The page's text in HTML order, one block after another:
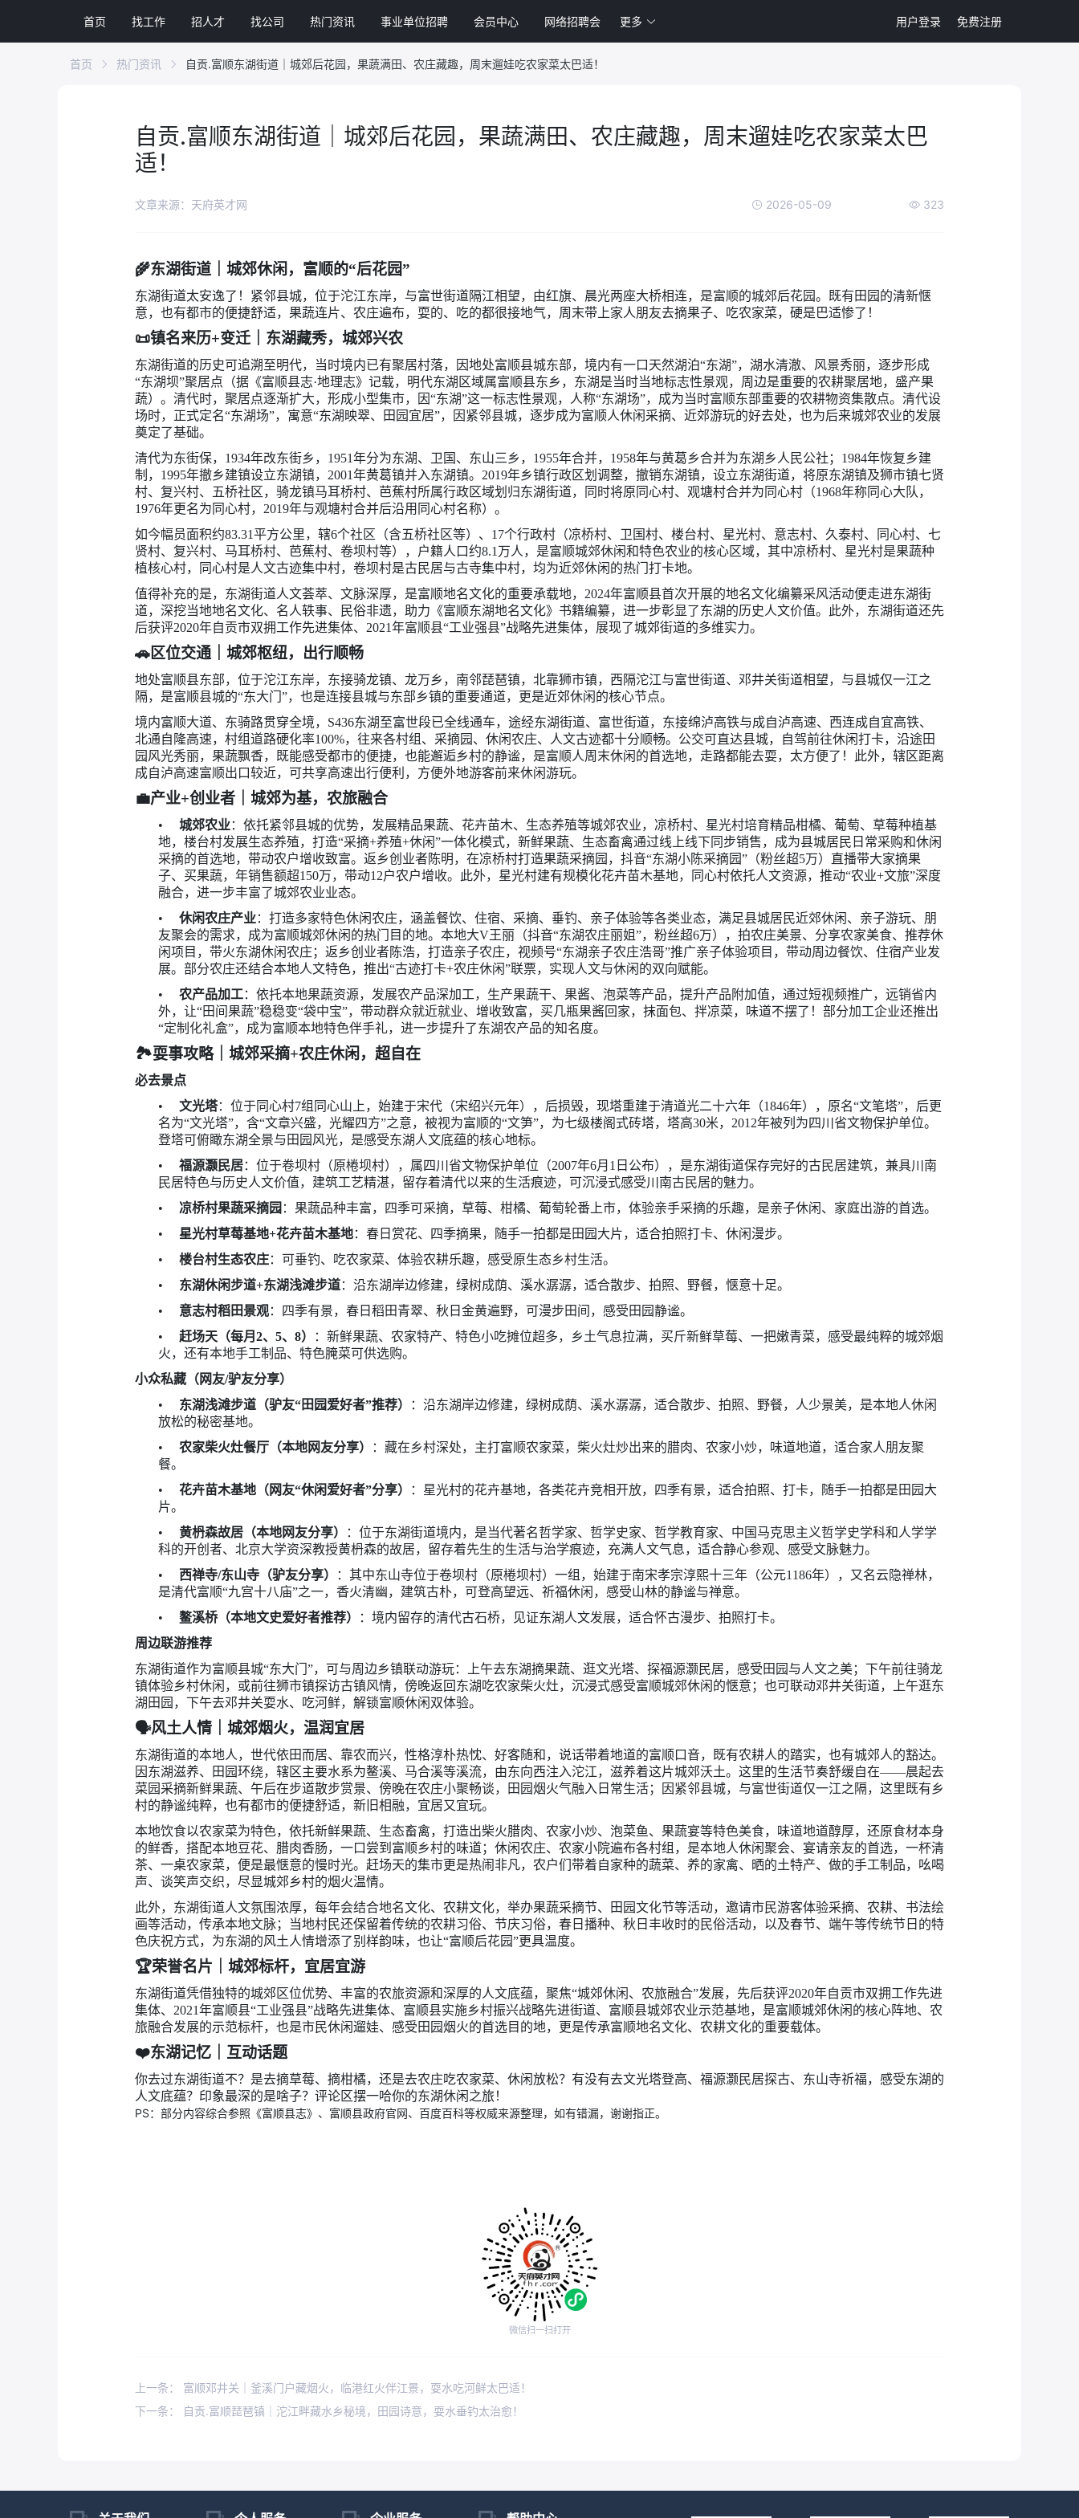
首页 找工作 招人才 找公司 热门资讯 事业单位招聘 会员中心 网络招聘会 更多 用户登录 免费注册
首页 热门资讯 自贡.富顺东湖街道｜城郊后花园，果蔬满田、农庄藏趣，周末遛娃吃农家菜太巴适！
自贡.富顺东湖街道｜城郊后花园，果蔬满田、农庄藏趣，周末遛娃吃农家菜太巴
适！
文章来源：天府英才网 2026-05-09 323
🌾东湖街道｜城郊休闲，富顺的“后花园”
东湖街道太安逸了！紧邻县城，位于沱江东岸，与富世街道隔江相望，由红旗、晨光两座大桥相连，是富顺的城郊后花园。既有田园的清新惬
意，也有都市的便捷舒适，果蔬连片、农庄遍布，耍的、吃的都很接地气，周末带上家人朋友去摘果子、吃农家菜，硬是巴适惨了！
📜镇名来历+变迁｜东湖藏秀，城郊兴农
东湖街道的历史可追溯至明代，当时境内已有聚居村落，因地处富顺县城东部，境内有一口天然湖泊“东湖”，湖水清澈、风景秀丽，逐步形成
“东湖坝”聚居点（据《富顺县志·地理志》记载，明代东湖区域属富顺县东乡，东湖是当时当地标志性景观，周边是重要的农耕聚居地，盛产果
蔬）。清代时，聚居点逐渐扩大，形成小型集市，因“东湖”这一标志性景观，人称“东湖场”，成为当时富顺东部重要的农耕物资集散点。清代设
场时，正式定名“东湖场”，寓意“东湖映翠、田园宜居”，因紧邻县城，逐步成为富顺人休闲采摘、近郊游玩的好去处，也为后来城郊农业的发展
奠定了基础。
清代为东街保，1934年改东街乡，1951年分为东湖、卫国、东山三乡，1955年合并，1958年与黄葛乡合并为东湖乡人民公社；1984年恢复乡建
制，1995年撤乡建镇设立东湖镇，2001年黄葛镇并入东湖镇。2019年乡镇行政区划调整，撤销东湖镇，设立东湖街道，将原东湖镇及狮市镇七贤
村、复兴村、五桥社区，骑龙镇马耳桥村、芭蕉村所属行政区域划归东湖街道，同时将原同心村、观塘村合并为同心村（1968年称同心大队，
1976年更名为同心村，2019年与观塘村合并后沿用同心村名称）。
如今幅员面积约83.31平方公里，辖6个社区（含五桥社区等）、17个行政村（凉桥村、卫国村、楼台村、星光村、意志村、久泰村、同心村、七
贤村、复兴村、马耳桥村、芭蕉村、卷坝村等），户籍人口约8.1万人，是富顺城郊休闲和特色农业的核心区域，其中凉桥村、星光村是果蔬种
植核心村，同心村是人文古迹集中村，卷坝村是古民居与古寺集中村，均为近郊休闲的热门打卡地。
值得补充的是，东湖街道人文荟萃、文脉深厚，是富顺地名文化的重要承载地，2024年富顺县首次开展的地名文化编纂采风活动便走进东湖街
道，深挖当地地名文化、名人轶事、民俗非遗，助力《富顺东湖地名文化》书籍编纂，进一步彰显了东湖的历史人文价值。此外，东湖街道还先
后获评2020年自贡市双拥工作先进集体、2021年富顺县“工业强县”战略先进集体，展现了城郊街道的多维实力。
🚗区位交通｜城郊枢纽，出行顺畅
地处富顺县东部，位于沱江东岸，东接骑龙镇、龙万乡，南邻琵琶镇，北靠狮市镇，西隔沱江与富世街道、邓井关街道相望，与县城仅一江之
隔，是富顺县城的“东大门”，也是连接县城与东部乡镇的重要通道，更是近郊休闲的核心节点。
境内富顺大道、东骑路贯穿全境，S436东湖至富世段已全线通车，途经东湖街道、富世街道，东接绵泸高铁与成自泸高速、西连成自宜高铁、
北通自隆高速，村组道路硬化率100%，往来各村组、采摘园、休闲农庄、人文古迹都十分顺畅。公交可直达县城，自驾前往休闲打卡，沿途田
园风光秀丽，果蔬飘香，既能感受都市的便捷，也能邂逅乡村的静谧，是富顺人周末休闲的首选地，走路都能去耍，太方便了！此外，辖区距离
成自泸高速富顺出口较近，可共享高速出行便利，方便外地游客前来休闲游玩。
💼产业+创业者｜城郊为基，农旅融合
• 城郊农业：依托紧邻县城的优势，发展精品果蔬、花卉苗木、生态养殖等城郊农业，凉桥村、星光村培育精品柑橘、葡萄、草莓种植基
地，楼台村发展生态养殖，打造“采摘+养殖+休闲”一体化模式，新鲜果蔬、生态畜禽通过线上线下同步销售，成为县城居民日常采购和休闲
采摘的首选地，带动农户增收致富。返乡创业者陈明，在凉桥村打造果蔬采摘园，抖音“东湖小陈采摘园”（粉丝超5万）直播带大家摘果
子、买果蔬，年销售额超150万，带动12户农户增收。此外，星光村建有规模化花卉苗木基地，同心村依托人文资源，推动“农业+文旅”深度
融合，进一步丰富了城郊农业业态。
•
休闲农庄产业：打造多家特色休闲农庄，涵盖餐饮、住宿、采摘、垂钓、亲子体验等各类业态，满足县城居民近郊休闲、亲子游玩、朋
友聚会的需求，成为富顺城郊休闲的热门目的地。本地大V王丽（抖音“东湖农庄丽姐”，粉丝超6万），拍农庄美景、分享农家美食、推荐休
闲项目，带火东湖休闲农庄；返乡创业者陈浩，打造亲子农庄，视频号“东湖亲子农庄浩哥”推广亲子体验项目，带动周边餐饮、住宿产业发
展。部分农庄还结合本地人文特色，推出“古迹打卡+农庄休闲”联票，实现人文与休闲的双向赋能。
•
农产品加工：依托本地果蔬资源，发展农产品深加工，生产果蔬干、果酱、泡菜等产品，提升产品附加值，通过短视频推广，远销省内
外，让“田间果蔬”稳稳变“袋中宝”，带动群众就近就业、增收致富，买几瓶果酱回家，抹面包、拌凉菜，味道不摆了！部分加工企业还推出
“定制化礼盒”，成为富顺本地特色伴手礼，进一步提升了东湖农产品的知名度。
🏞️耍事攻略｜城郊采摘+农庄休闲，超自在
必去景点
•
文光塔：位于同心村7组同心山上，始建于宋代（宋绍兴元年），后损毁，现塔重建于清道光二十六年（1846年），原名“文笔塔”，后更
名为“文光塔”，含“文章兴盛，光耀四方”之意，被视为富顺的“文笋”，为七级楼阁式砖塔，塔高30米，2012年被列为四川省文物保护单位。
登塔可俯瞰东湖全景与田园风光，是感受东湖人文底蕴的核心地标。
•
福源灏民居：位于卷坝村（原棬坝村），属四川省文物保护单位（2007年6月1日公布），是东湖街道保存完好的古民居建筑，兼具川南
民居特色与历史人文价值，建筑工艺精湛，留存着清代以来的生活痕迹，可沉浸式感受川南古民居的魅力。
•
凉桥村果蔬采摘园 ：果蔬品种丰富，四季可采摘，草莓、柑橘、葡萄轮番上市，体验亲手采摘的乐趣，是亲子休闲、家庭出游的首选。
•
星光村草莓基地+花卉苗木基地：春日赏花、四季摘果，随手一拍都是田园大片，适合拍照打卡、休闲漫步。
•
楼台村生态农庄：可垂钓、吃农家菜、体验农耕乐趣，感受原生态乡村生活。
•
东湖休闲步道+东湖浅滩步道：沿东湖岸边修建，绿树成荫、溪水潺潺，适合散步、拍照、野餐，惬意十足。
•
意志村稻田景观：四季有景，春日稻田青翠、秋日金黄遍野，可漫步田间，感受田园静谧。
•
赶场天（每月2、5、8）
：新鲜果蔬、农家特产、特色小吃摊位超多，乡土气息拉满，买斤新鲜草莓、一把嫩青菜，感受最纯粹的城郊烟
火，还有本地手工制品、特色腌菜可供选购。
小众私藏（网友/驴友分享）
•
东湖浅滩步道（驴友“田园爱好者”推荐）
：沿东湖岸边修建，绿树成荫、溪水潺潺，适合散步、拍照、野餐，人少景美，是本地人休闲
放松的秘密基地。
•
农家柴火灶餐厅（本地网友分享）
：藏在乡村深处，主打富顺农家菜，柴火灶炒出来的腊肉、农家小炒，味道地道，适合家人朋友聚
餐。
•
花卉苗木基地（网友“休闲爱好者”分享）
：星光村的花卉基地，各类花卉竞相开放，四季有景，适合拍照、打卡，随手一拍都是田园大
片。
•
黄枬森故居（本地网友分享）
：位于东湖街道境内，是当代著名哲学家、哲学史家、哲学教育家、中国马克思主义哲学史学科和人学学
科的开创者、北京大学资深教授黄枬森的故居，留存着先生的生活与治学痕迹，充满人文气息，适合静心参观、感受文脉魅力。
•
西禅寺/东山寺（驴友分享）
：其中东山寺位于卷坝村（原棬坝村）一组，始建于南宋孝宗淳熙十三年（公元1186年），又名云隐禅林，
是清代富顺“九宫十八庙”之一，香火清幽，建筑古朴，可登高望远、祈福休闲，感受山林的静谧与禅意。
•
鳌溪桥（本地文史爱好者推荐）
：境内留存的清代古石桥，见证东湖人文发展，适合怀古漫步、拍照打卡。
周边联游推荐
东湖街道作为富顺县城“东大门”，可与周边乡镇联动游玩：上午去东湖摘果蔬、逛文光塔、探福源灏民居，感受田园与人文之美；下午前往骑龙
镇体验乡村休闲，或前往狮市镇探访古镇风情，傍晚返回东湖吃农家柴火灶，沉浸式感受富顺城郊休闲的惬意；也可联动邓井关街道，上午逛东
湖田园，下午去邓井关耍水、吃河鲜，解锁富顺休闲双体验。
🗣️风土人情｜城郊烟火，温润宜居
东湖街道的本地人，世代依田而居、靠农而兴，性格淳朴热忱、好客随和，说话带着地道的富顺口音，既有农耕人的踏实，也有城郊人的豁达。
因东湖滋养、田园环绕，辖区主要水系为鳌溪、马合溪等溪流，由东向西注入沱江，滋养着这片城郊沃土。这里的生活节奏舒缓自在——晨起去
菜园采摘新鲜果蔬、午后在步道散步赏景、傍晚在农庄小聚畅谈，田园烟火气融入日常生活；因紧邻县城，与富世街道仅一江之隔，这里既有乡
村的静谧纯粹，也有都市的便捷舒适，新旧相融，宜居又宜玩。
本地饮食以农家菜为特色，依托新鲜果蔬、生态畜禽，打造出柴火腊肉、农家小炒、泡菜鱼、果蔬宴等特色美食，味道地道醇厚，还原食材本身
的鲜香，搭配本地豆花、腊肉香肠，一口尝到富顺乡村的味道；休闲农庄、农家小院遍布各村组，是本地人休闲聚会、宴请亲友的首选，一杯清
茶、一桌农家菜，便是最惬意的慢时光。赶场天的集市更是热闹非凡，农户们带着自家种的蔬菜、养的家禽、晒的土特产、做的手工制品，吆喝
声、谈笑声交织，尽显城郊乡村的烟火温情。
此外，东湖街道人文氛围浓厚，每年会结合地名文化、农耕文化，举办果蔬采摘节、田园文化节等活动，邀请市民游客体验采摘、农耕、书法绘
画等活动，传承本地文脉；当地村民还保留着传统的农耕习俗、节庆习俗，春日播种、秋日丰收时的民俗活动，以及春节、端午等传统节日的特
色庆祝方式，为东湖的风土人情增添了别样韵味，也让“富顺后花园”更具温度。
🏆荣誉名片｜城郊标杆，宜居宜游
东湖街道凭借独特的城郊区位优势、丰富的农旅资源和深厚的人文底蕴，聚焦“城郊休闲、农旅融合”发展，先后获评2020年自贡市双拥工作先进
集体、2021年富顺县“工业强县”战略先进集体、富顺县实施乡村振兴战略先进街道、富顺县城郊农业示范基地，是富顺城郊休闲的核心阵地、农
旅融合发展的示范标杆，也是市民休闲遛娃、感受田园烟火的首选目的地，更是传承富顺地名文化、农耕文化的重要载体。
❤️东湖记忆｜互动话题
你去过东湖街道不？是去摘草莓、摘柑橘，还是去农庄吃农家菜、休闲放松？有没有去文光塔登高、福源灏民居探古、东山寺祈福，感受东湖的
人文底蕴？印象最深的是啥子？评论区摆一哈你的东湖休闲之旅！
PS：部分内容综合参照《富顺县志》、富顺县政府官网、百度百科等权威来源整理，如有错漏，谢谢指正。
微信扫一扫打开
上一条： 富顺邓井关｜釜溪门户藏烟火，临港红火伴江景，耍水吃河鲜太巴适！
下一条： 自贡.富顺琵琶镇｜沱江畔藏水乡秘境，田园诗意，耍水垂钓太治愈！